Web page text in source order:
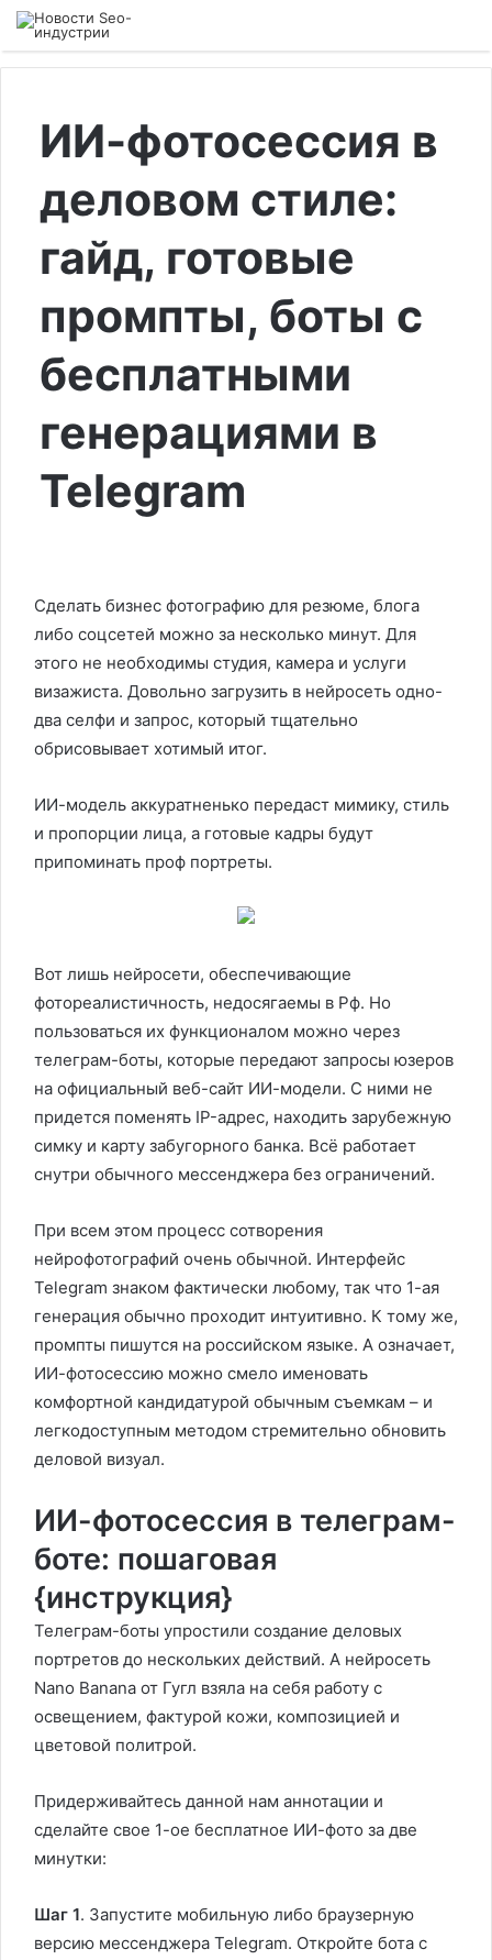
ИИ-фотосессия в
деловом стиле:
гайд, готовые
промпты, боты с
бесплатными
генерациями в
Telegram
Сделать бизнес фотографию для резюме, блога
либо соцсетей можно за несколько минут. Для
этого не необходимы студия, камера и услуги
визажиста. Довольно загрузить в нейросеть одно-
два селфи и запрос, который тщательно
обрисовывает хотимый итог.
ИИ-модель аккуратненько передаст мимику, стиль
и пропорции лица, а готовые кадры будут
припоминать проф портреты.
Вот лишь нейросети, обеспечивающие
фотореалистичность, недосягаемы в Рф. Но
пользоваться их функционалом можно через
телеграм-боты, которые передают запросы юзеров
на официальный веб-сайт ИИ-модели. С ними не
придется поменять IP-адрес, находить зарубежную
симку и карту забугорного банка. Всё работает
снутри обычного мессенджера без ограничений.
При всем этом процесс сотворения
нейрофотографий очень обычной. Интерфейс
Telegram знаком фактически любому, так что 1-ая
генерация обычно проходит интуитивно. К тому же,
промпты пишутся на российском языке. А означает,
ИИ-фотосессию можно смело именовать
комфортной кандидатурой обычным съемкам – и
легкодоступным методом стремительно обновить
деловой визуал.
ИИ-фотосессия в телеграм-
боте: пошаговая
{инструкция}
Телеграм-боты упростили создание деловых
портретов до нескольких действий. А нейросеть
Nano Banana от Гугл взяла на себя работу с
освещением, фактурой кожи, композицией и
цветовой политрой.
Придерживайтесь данной нам аннотации и
сделайте свое 1-ое бесплатное ИИ-фото за две
минутки:
Шаг 1. Запустите мобильную либо браузерную
версию мессенджера Telegram. Откройте бота с